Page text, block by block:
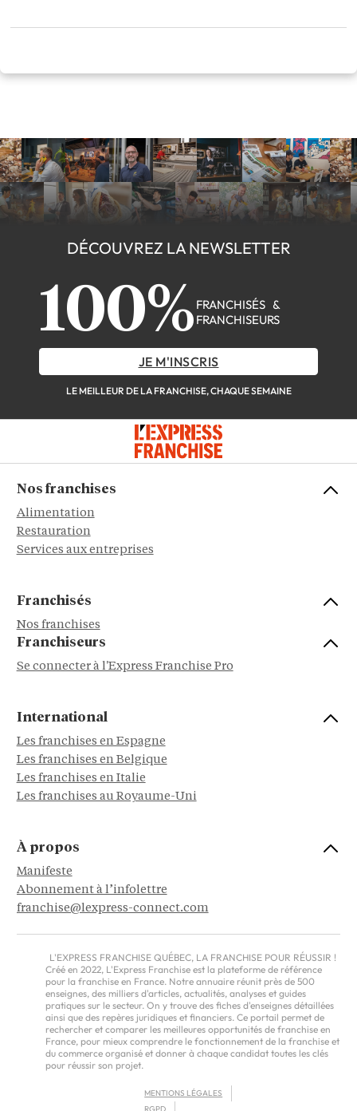
DÉCOUVREZ LA NEWSLETTER
100% FRANCHISÉS &
FRANCHISEURS
JE M'INSCRIS
LE MEILLEUR DE LA FRANCHISE, CHAQUE SEMAINE
Nos franchises
Alimentation
Restauration
Services aux entreprises
Franchisés
Nos franchises
Franchiseurs
Se connecter à l'Express Franchise Pro
International
Les franchises en Espagne
Les franchises en Belgique
Les franchises en Italie
Les franchises au Royaume-Uni
À propos
Manifeste
Abonnement à l’infolettre
franchise@lexpress-connect.com
L'EXPRESS FRANCHISE QUÉBEC, LA FRANCHISE POUR RÉUSSIR !
Créé en 2022, L'Express Franchise est la plateforme de référence
pour la franchise en France. Notre annuaire réunit près de 500
enseignes, des milliers d'articles, actualités, analyses et guides
pratiques sur le secteur. On y trouve des fiches d'enseignes détaillées
ainsi que des repères juridiques et financiers. Ce portail permet de
rechercher et comparer les meilleures opportunités de franchise en
France, pour mieux comprendre le fonctionnement de la franchise et
du commerce organisé et donner à chaque candidat toutes les clés
pour réussir son projet.
MENTIONS LÉGALES